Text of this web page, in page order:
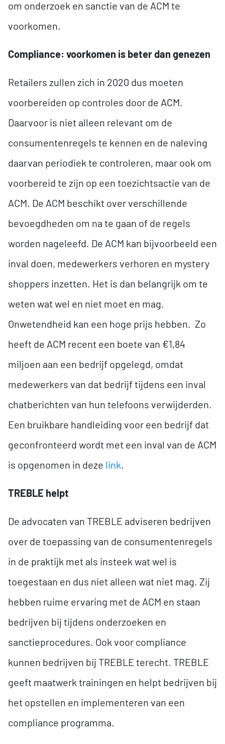
om onderzoek en sanctie van de ACM te
voorkomen.
Compliance: voorkomen is beter dan genezen
Retailers zullen zich in 2020 dus moeten
voorbereiden op controles door de ACM.
Daarvoor is niet alleen relevant om de
consumentenregels te kennen en de naleving
daarvan periodiek te controleren, maar ook om
voorbereid te zijn op een toezichtsactie van de
ACM. De ACM beschikt over verschillende
bevoegdheden om na te gaan of de regels
worden nageleefd. De ACM kan bijvoorbeeld een
inval doen, medewerkers verhoren en mystery
shoppers inzetten. Het is dan belangrijk om te
weten wat wel en niet moet en mag.
Onwetendheid kan een hoge prijs hebben. Zo
heeft de ACM recent een boete van €1,84
miljoen aan een bedrijf opgelegd, omdat
medewerkers van dat bedrijf tijdens een inval
chatberichten van hun telefoons verwijderden.
Een bruikbare handleiding voor een bedrijf dat
geconfronteerd wordt met een inval van de ACM
is opgenomen in deze link.
TREBLE helpt
De advocaten van TREBLE adviseren bedrijven
over de toepassing van de consumentenregels
in de praktijk met als insteek wat wel is
toegestaan en dus niet alleen wat niet mag. Zij
hebben ruime ervaring met de ACM en staan
bedrijven bij tijdens onderzoeken en
sanctieprocedures. Ook voor compliance
kunnen bedrijven bij TREBLE terecht. TREBLE
geeft maatwerk trainingen en helpt bedrijven bij
het opstellen en implementeren van een
compliance programma.